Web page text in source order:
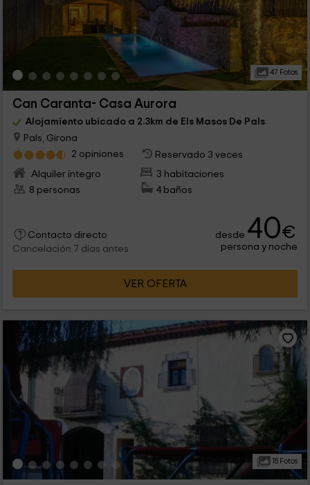
47 Fotos
Can Caranta- Casa Aurora
Alojamiento ubicado a 2.3km de Els Masos De Pals
Pals, Girona
2 opiniones
Reservado 3 veces
Alquiler íntegro
3 habitaciones
8 personas
4 baños
Contacto directo
Cancelación 7 días antes
desde 40€
persona y noche
VER OFERTA
15 Fotos